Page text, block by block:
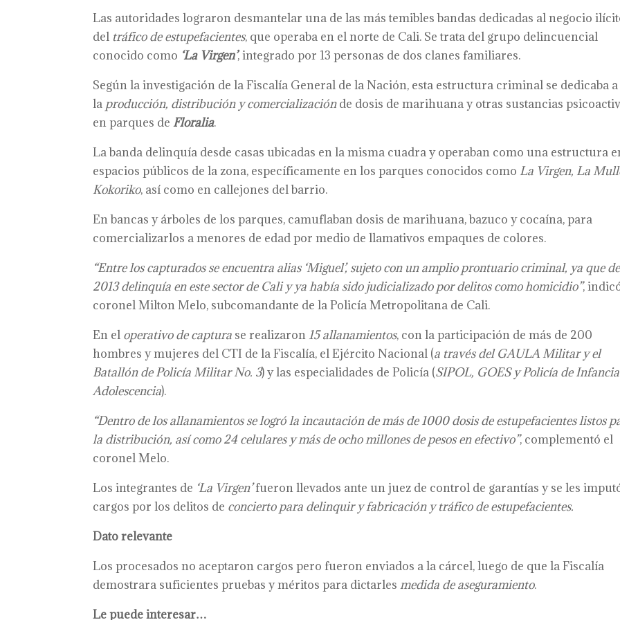
Las autoridades lograron desmantelar una de las más temibles bandas dedicadas al negocio
del tráfico de estupefacientes, que operaba en el norte de Cali. Se trata del grupo delincuencial
conocido como ‘La Virgen’, integrado por 13 personas de dos clanes familiares.
Según la investigación de la Fiscalía General de la Nación, esta estructura criminal se dedicaba a
la producción, distribución y comercializaciónde dosis de marihuana y otras sustancias
en parques deFloralia.
La banda delinquía desde casas ubicadas en la misma cuadra y operaban como una estructura
espacios públicos de la zona, específicamente en los parques conocidos como La Virgen, La
Kokoriko, así como en callejones del barrio.
En bancas y árboles de los parques, camuflaban dosis de marihuana, bazuco y cocaína, para
comercializarlos a menores de edad por medio de llamativos empaques de colores.
“Entre los capturados se encuentra alias ‘Miguel’, sujeto con un amplio prontuario criminal, ya que
2013 delinquía en este sector de Cali y ya había sido judicializado por delitos como homicidio”,
coronel Milton Melo, subcomandante de la Policía Metropolitana de Cali.
En el operativo de captura se realizaron 15 allanamientos, con la participación de más de 200
hombres y mujeres del CTI de la Fiscalía, el Ejército Nacional (a través del GAULA Militar y el
Batallón de Policía Militar No. 3) y las especialidades de Policía (SIPOL, GOES y Policía de
Adolescencia).
“Dentro de los allanamientos se logró la incautación de más de 1000 dosis de estupefacientes listos
la distribución, así como 24 celulares y más de ocho millones de pesos en efectivo”, complementó el
coronel Melo.
Los integrantes de ‘La Virgen’fueron llevados ante un juez de control de garantías y se les
cargos por los delitos de concierto para delinquir y fabricación y tráfico de estupefacientes.
Dato relevante
Los procesados no aceptaron cargos pero fueron enviados a la cárcel, luego de que la Fiscalía
demostrara suficientes pruebas y méritos para dictarlesmedida de aseguramiento.
Le puede interesar…